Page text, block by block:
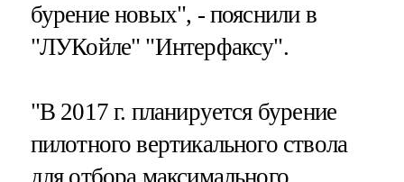
бурение новых", - пояснили в
"ЛУКойле" "Интерфаксу".
"В 2017 г. планируется бурение
пилотного вертикального ствола